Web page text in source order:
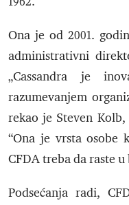
Ona je od 2001.
administrativni
„Cassandra je
razumevanjem
rekao je Steven
“Ona je vrsta osobe
CFDA treba da raste
Podsećanja radi,